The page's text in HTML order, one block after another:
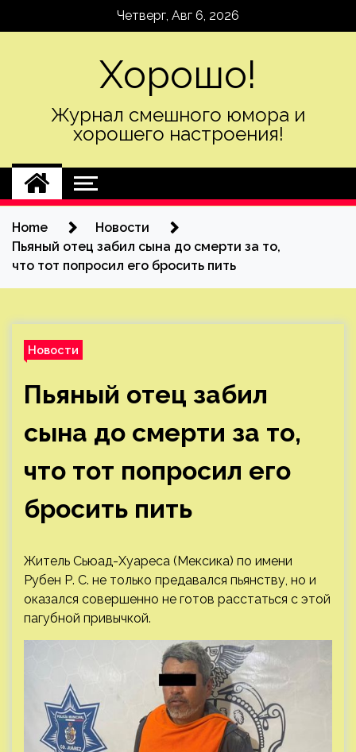
Четверг, Авг 6, 2026
Хорошо!
Журнал смешного юмора и
хорошего настроения!
Home
Новости
Пьяный отец забил сына до смерти за то,
что тот попросил его бросить пить
Новости
Пьяный отец забил
сына до смерти за то,
что тот попросил его
бросить пить
Житель Сьюад-Хуареса (Мексика) по имени
Рубен Р. С. не только предавался пьянству, но и
оказался совершенно не готов расстаться с этой
пагубной привычкой.